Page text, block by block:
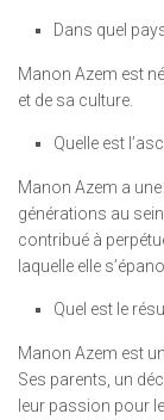
Dans quel
Manon Azem est
et de sa culture.
Quelle est
Manon Azem a
générations au
contribué à
laquelle elle
Quel est le
Manon Azem est
Ses parents, un
leur passion pour